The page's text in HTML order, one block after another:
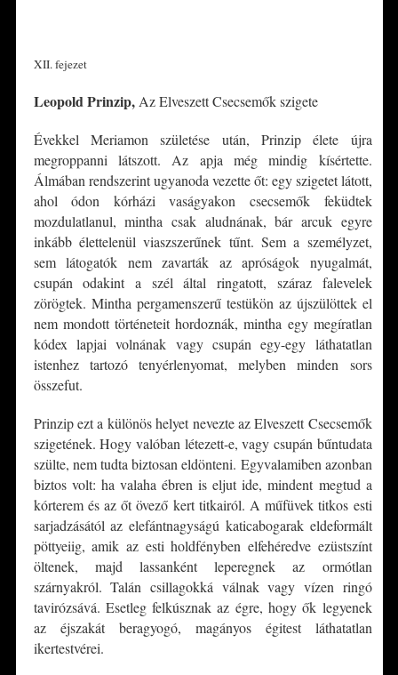
XII. fejezet
Leopold Prinzip, Az Elveszett Csecsemők szigete
Évekkel Meriamon születése után, Prinzip élete újra
megroppanni látszott. Az apja még mindig kísértette.
Álmában rendszerint ugyanoda vezette őt: egy szigetet látott,
ahol ódon kórházi vaságyakon csecsemők feküdtek
mozdulatlanul, mintha csak aludnának, bár arcuk egyre
inkább élettelenül viaszszerűnek tűnt. Sem a személyzet,
sem látogatók nem zavarták az apróságok nyugalmát,
csupán odakint a szél által ringatott, száraz falevelek
zörögtek. Mintha pergamenszerű testükön az újszülöttek el
nem mondott történeteit hordoznák, mintha egy megíratlan
kódex lapjai volnának vagy csupán egy-egy láthatatlan
istenhez tartozó tenyérlenyomat, melyben minden sors
összefut.
Prinzip ezt a különös helyet nevezte az Elveszett Csecsemők
szigetének. Hogy valóban létezett-e, vagy csupán bűntudata
szülte, nem tudta biztosan eldönteni. Egyvalamiben azonban
biztos volt: ha valaha ébren is eljut ide, mindent megtud a
kórterem és az őt övező kert titkairól. A műfüvek titkos esti
sarjadzásától az elefántnagyságú katicabogarak eldeformált
pöttyeiig, amik az esti holdfényben elfehéredve ezüstszínt
öltenek, majd lassanként leperegnek az ormótlan
szárnyakról. Talán csillagokká válnak vagy vízen ringó
tavirózsává. Esetleg felkúsznak az égre, hogy ők legyenek
az éjszakát beragyogó, magányos égitest láthatatlan
ikertestvérei.